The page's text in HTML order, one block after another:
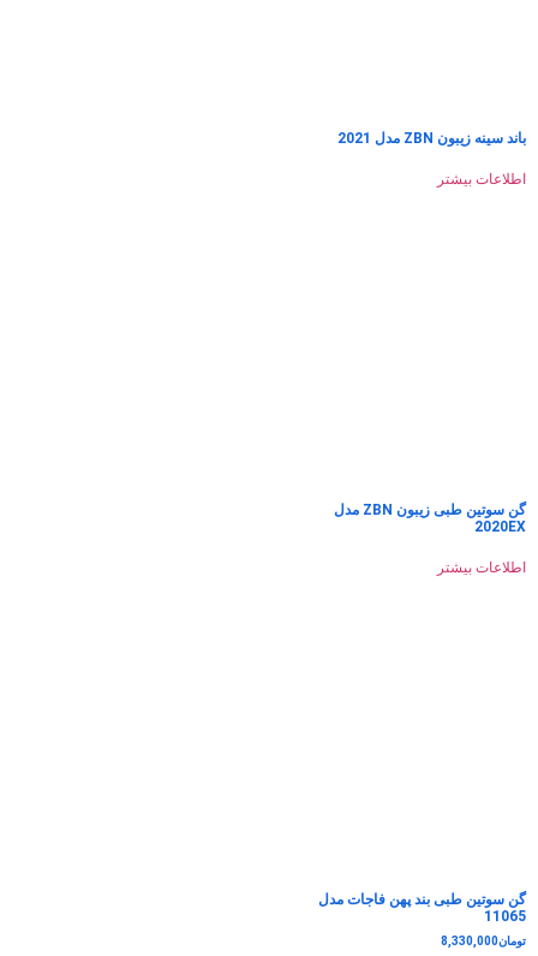
باند سینه زیبون ZBN مدل 2021
اطلاعات بیشتر
گن سوتین طبی زیبون ZBN مدل
2020EX
اطلاعات بیشتر
گن سوتین طبی بند پهن فاجات مدل
11065
تومان8,330,000